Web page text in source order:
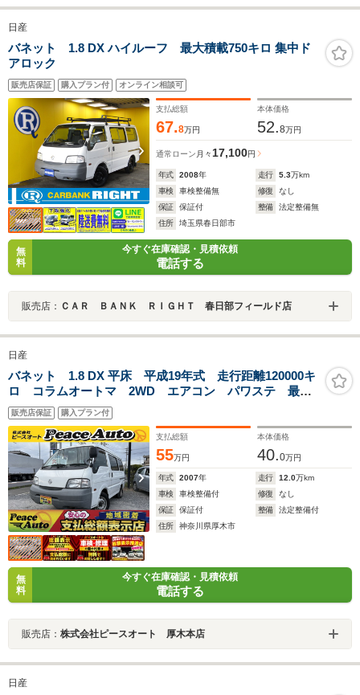
日産
バネット 1.8 DX ハイルーフ 最大積載750キロ 集中ド
アロック
販売店保証 購入プラン付 オンライン相談可
支払総額
67.8万円
本体価格
52.8万円
通常ローン 月々 17,100円
年式 2008年 走行 5.3万km
車検
車検整備無 修復
なし
保証
保証付 整備
法定整備無
住所
埼玉県春日部市
無
料
今すぐ在庫確認・見積依頼
電話する
販売店： ＣＡＲ ＢＡＮＫ ＲＩＧＨＴ 春日部フィールド店
日産
バネット 1.8 DX 平床 平成19年式 走行距離120000キ
ロ コラムオートマ 2WD エアコン パワステ 最大
積載1000キロ 両側スライドドア リアダブルタイヤ
ドラレコ 修復歴無し
販売店保証 購入プラン付
支払総額
55万円
本体価格
40.0万円
年式 2007年 走行 12.0万km
車検
車検整備付 修復
なし
保証
保証付 整備
法定整備付
住所
神奈川県厚木市
無
料
今すぐ在庫確認・見積依頼
電話する
販売店： 株式会社ピースオート 厚木本店
日産